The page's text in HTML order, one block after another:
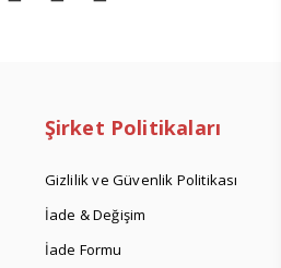
Şirket Politikaları
Gizlilik ve Güvenlik Politikası
İade & Değişim
İade Formu